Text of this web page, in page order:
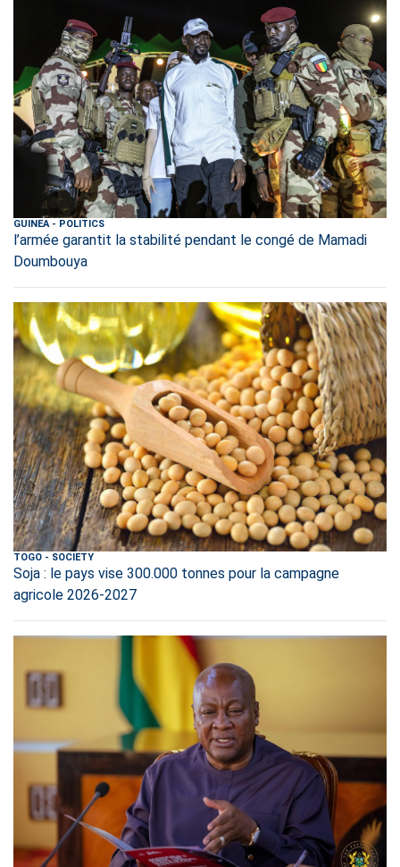
GUINEA- POLITICS
l’armée garantit la stabilité pendant le congé de Mamadi
Doumbouya
TOGO - SOCIETY
Soja : le pays vise 300.000 tonnes pour la campagne
agricole 2026-2027